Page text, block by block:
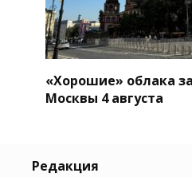
«Хорошие» облака
Москвы 4 августа
Редакция